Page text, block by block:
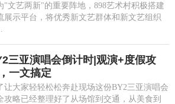
"文艺两新"的重要阵地，898艺术村积极搭建
展示平台，将优秀新文艺群体和新文艺组织
三亚演唱会倒计时|观演+度假攻
一文搞定
让大家轻轻松松奔赴现场这份BY2三亚演唱会
攻略已经整理好了从场馆到交通，从美食到